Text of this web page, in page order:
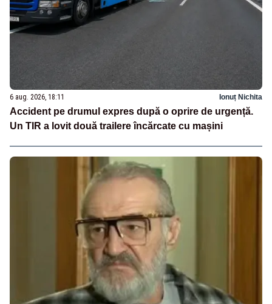
6 aug. 2026, 18:11 Ionuț Nichita
Accident pe drumul expres după o oprire de urgență.
Un TIR a lovit două trailere încărcate cu mașini